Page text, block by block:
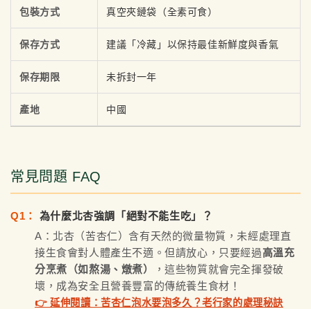
包裝方式 真空夾鏈袋（全素可食）
保存方式 建議「冷藏」以保持最佳新鮮度與香氣
保存期限 未拆封一年
產地 中國
常見問題 FAQ
Q1：
為什麼北杏強調「絕對不能生吃」？
A：北杏（苦杏仁）含有天然的微量物質，未經處理直
接生食會對人體產生不適。但請放心，只要經過高溫充
分烹煮（如熬湯、燉煮）
，這些物質就會完全揮發破
壞，成為安全且營養豐富的傳統養生食材！
👉 延伸閱讀：苦杏仁泡水要泡多久？老行家的處理秘訣